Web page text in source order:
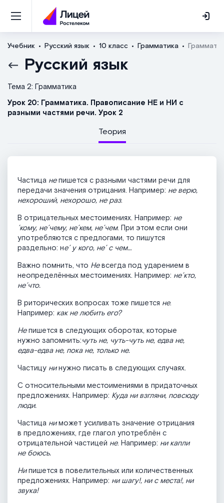
Учебник Русский язык 10 класс Грамматика
Русский язык
Тема 2: Грамматика
Урок 20: Грамматика. Правописание НЕ и НИ с
разными частями речи. Урок 2
Теория
Частица непишется с разными частями речи для
передачи значения отрицания. Например: не верю,
нехороший, нехорошо, не раз.
В отрицательных местоимениях. Например: не
´кому, не´чему, не´кем, не´чем. При этом если они
употребляются с предлогами, то пишутся
раздельно: не´ у кого, не´ с чем…
Важно помнить, что Невсегда под ударением в
неопределённых местоимениях. Например: не´кто,
не´что.
В риторических вопросах тоже пишется не.
Например: как не любить его?
Непишется в следующих оборотах, которые
нужно запомнить:чуть не, чуть-чуть не, едва не,
едва-едва не, пока не, только не.
Частицу нинужно писать в следующих случаях.
С относительными местоимениями в придаточных
предложениях. Например: Куда ни взгляни, повсюду
люди.
Частица ниможет усиливать значение отрицания
в предложениях, где глагол употреблён с
отрицательной частицей не. Например: ни капли
не боюсь.
Нипишется в повелительных или количественных
предложениях. Например: ни шагу!, ни с места!, ни
звука!